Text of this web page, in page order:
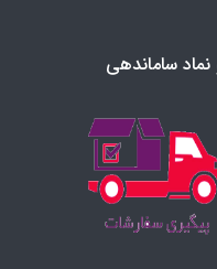
نماد ساماندهی